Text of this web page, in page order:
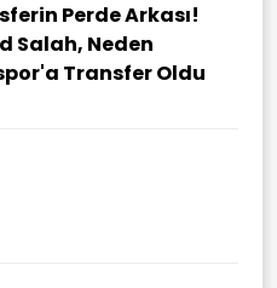
Perde Arkası!
Salah, Neden
Transfer Oldu